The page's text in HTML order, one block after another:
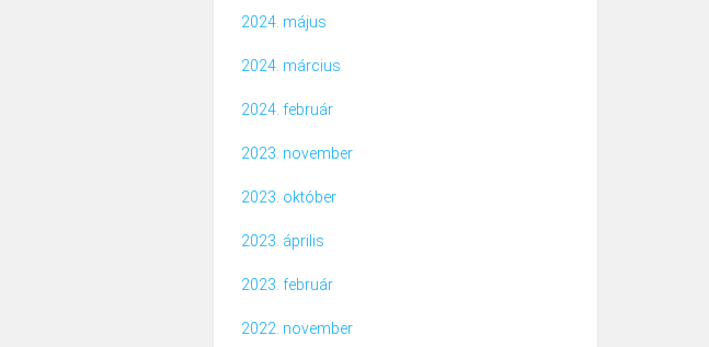
2024. május
2024. március
2024. február
2023. november
2023. október
2023. április
2023. február
2022. november